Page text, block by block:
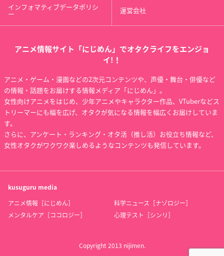
インフォマティブデータポリシ
ー 運営会社
アニメ情報サイト「にじめん」でオタクライフをエンジョ
イ!！
アニメ・ゲーム・漫画などの2次元コンテンツや、声優・舞台・俳優など
の情報・話題をお届けする情報メディア「にじめん」。
女性向けアニメをはじめ、少年アニメやキャラクター作品、VTuberなどス
トリーマーにも幅を広げ、オタクが気になる情報を幅広くお届けしていま
す。
さらに、アンケート・ランキング・オタ活（推し活）お役立ち情報など、
女性オタクがワクワク楽しめるようなコンテンツも発信しています。
kusuguru media
アニメ情報［にじめん］
科学ニュース［ナゾロジー］
メンタルケア［ココロジー］
心理テスト［シンリ］
Copyright 2013 nijimen.